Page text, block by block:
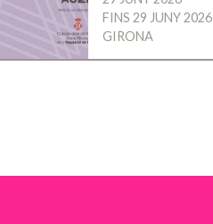
FINS 29 JUNY 2026
GIRONA